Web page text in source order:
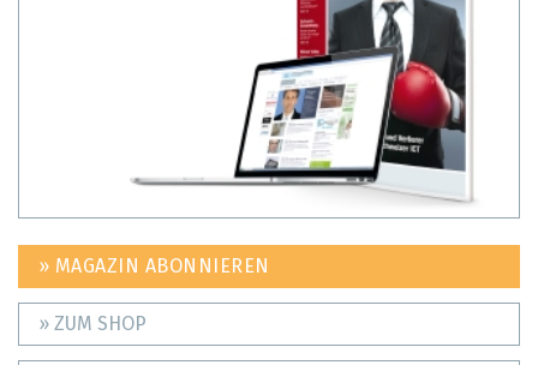
» MAGAZIN ABONNIEREN
» ZUM SHOP